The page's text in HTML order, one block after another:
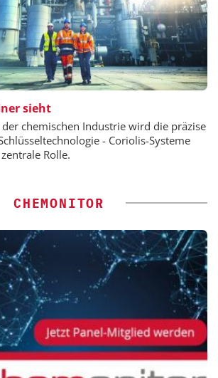
sieht
der chemischen Industrie wird die präzise
- Coriolis-Systeme
Rolle.
CHEMONITOR